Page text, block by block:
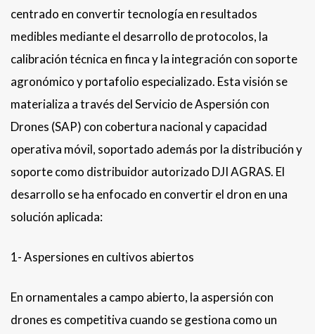
centrado en convertir tecnología en resultados
medibles mediante el desarrollo de protocolos, la
calibración técnica en finca y la integración con soporte
agronómico y portafolio especializado. Esta visión se
materializa a través del Servicio de Aspersión con
Drones (SAP) con cobertura nacional y capacidad
operativa móvil, soportado además por la distribución y
soporte como distribuidor autorizado DJI AGRAS. El
desarrollo se ha enfocado en convertir el dron en una
solución aplicada:
1- Aspersiones en cultivos abiertos
En ornamentales a campo abierto, la aspersión con
drones es competitiva cuando se gestiona como un